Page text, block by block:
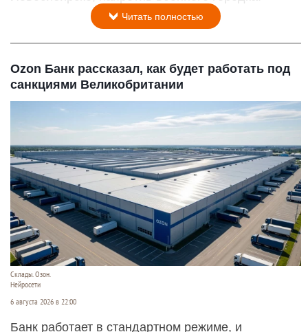
Читать полностью
Ozon Банк рассказал, как будет работать под
санкциями Великобритании
Склады. Озон.
Нейросети
6 августа 2026 в 22:00
Банк работает в стандартном режиме, и